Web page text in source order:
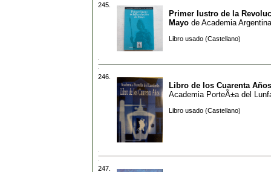
245.
Primer lustro de la
Mayo de Academia
Libro usado (Castellano)
246.
Libro de los Cuarenta Años
Academia PorteÃ±a del
Libro usado (Castellano)
247.